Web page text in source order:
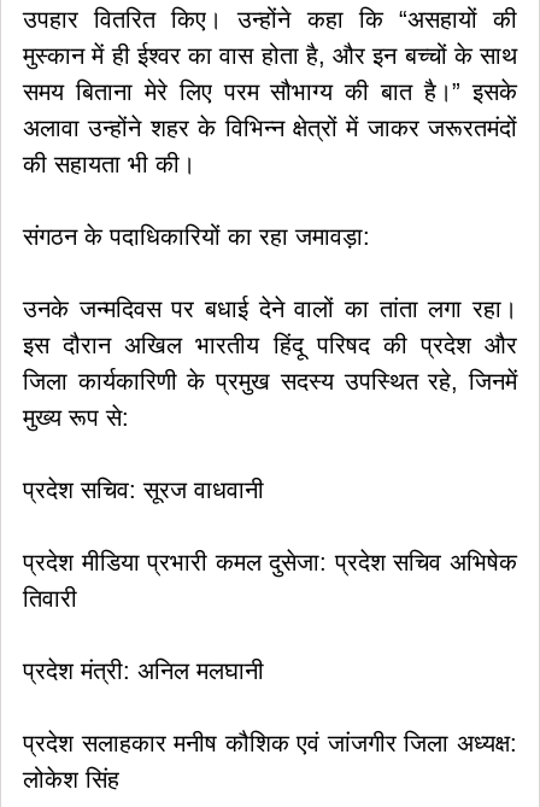
उपहार वितरित किए। उन्होंने कहा कि “असहायों की
मुस्कान में ही ईश्वर का वास होता है, और इन बच्चों के साथ
समय बिताना मेरे लिए परम सौभाग्य की बात है।” इसके
अलावा उन्होंने शहर के विभिन्न क्षेत्रों में जाकर जरूरतमंदों
की सहायता भी की।
​संगठन के पदाधिकारियों का रहा जमावड़ा:
उनके जन्मदिवस पर बधाई देने वालों का तांता लगा रहा।
इस दौरान अखिल भारतीय हिंदू परिषद की प्रदेश और
जिला कार्यकारिणी के प्रमुख सदस्य उपस्थित रहे, जिनमें
मुख्य रूप से:
​प्रदेश सचिव: सूरज वाधवानी
​प्रदेश मीडिया प्रभारी कमल दुसेजा: प्रदेश सचिव अभिषेक
तिवारी
​प्रदेश मंत्री: अनिल मलघानी
​प्रदेश सलाहकार मनीष कौशिक एवं जांजगीर जिला अध्यक्ष:
लोकेश सिंह